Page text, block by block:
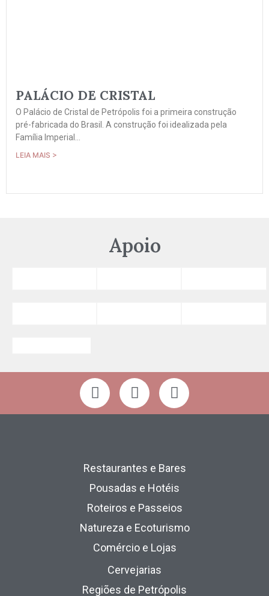
PALÁCIO DE CRISTAL
O Palácio de Cristal de Petrópolis foi a primeira construção
pré-fabricada do Brasil. A construção foi idealizada pela
Família Imperial...
LEIA MAIS >
Apoio
Restaurantes e Bares
Pousadas e Hotéis
Roteiros e Passeios
Natureza e Ecoturismo
Comércio e Lojas
Cervejarias
Regiões de Petrópolis